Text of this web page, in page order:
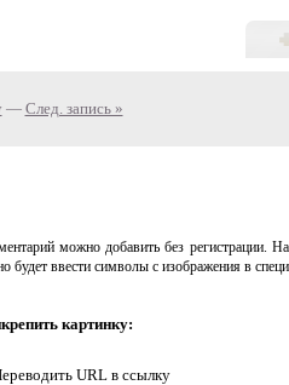
— След. запись »
можно добавить без регистрации.
будет ввести символы с изображения в
картинку:
URL в ссылку